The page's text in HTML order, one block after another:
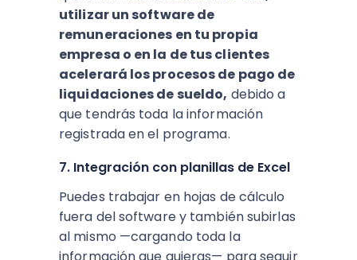
utilizar un software de
remuneraciones en tu propia
empresa o en la de tus clientes
acelerará los procesos de pago de
liquidaciones de sueldo, debido a
que tendrás toda la información
registrada en el programa.
7. Integración con planillas de Excel
Puedes trabajar en hojas de cálculo
fuera del software y también subirlas
al mismo —cargando toda la
información que quieras— para seguir